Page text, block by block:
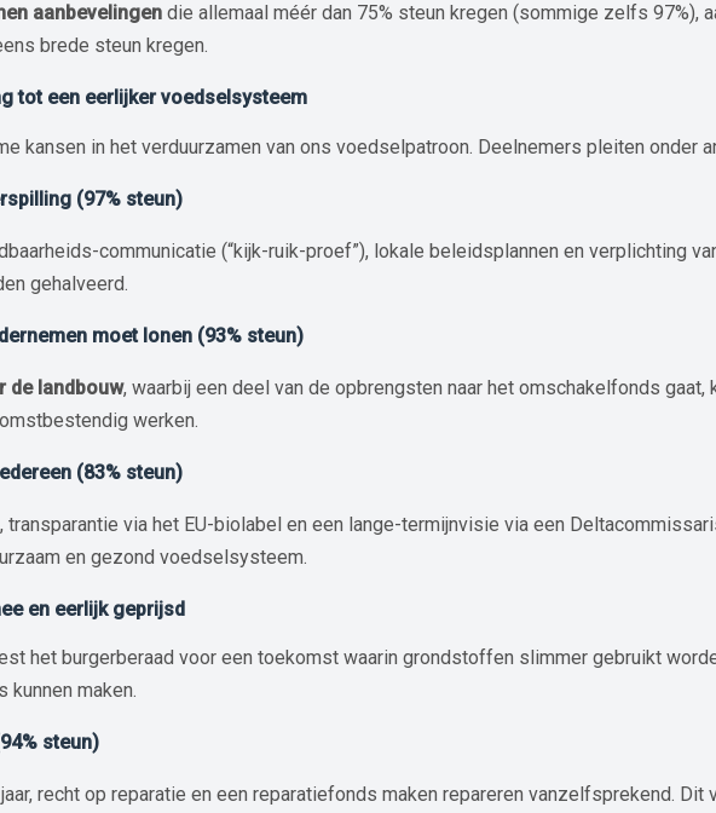
aanbevelingen die allemaal méér dan 75% steun kregen (sommige zelfs 97%),
brede steun kregen.
tot een eerlijker voedselsysteem
kansen in het verduurzamen van ons voedselpatroon. Deelnemers pleiten onder
(97% steun)
communicatie (“kijk-ruik-proef”), lokale beleidsplannen en verplichting
gehalveerd.
moet lonen (93% steun)
de landbouw, waarbij een deel van de opbrengsten naar het omschakelfonds gaat,
werken.
(83% steun)
via het EU-biolabel en een lange-termijnvisie via een
en gezond voedselsysteem.
en eerlijk geprijsd
het burgerberaad voor een toekomst waarin grondstoffen slimmer gebruikt
kunnen maken.
steun)
recht op reparatie en een reparatiefonds maken repareren vanzelfsprekend. Dit